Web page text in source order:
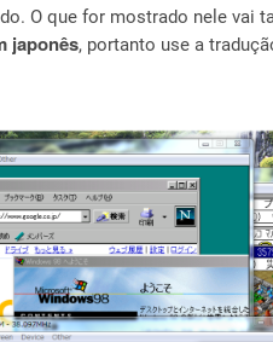
O que for mostrado nele vai
japonês, portanto use a